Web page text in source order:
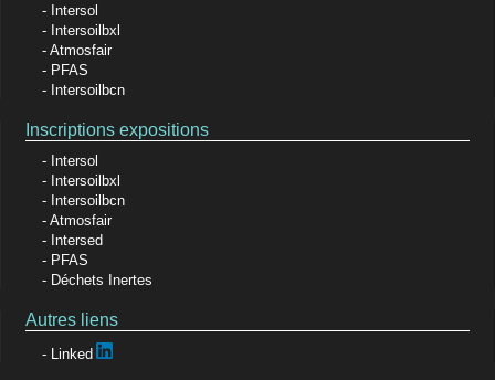
Intersol
Intersoilbxl
Atmosfair
PFAS
Intersoilbcn
Inscriptions expositions
Intersol
Intersoilbxl
Intersoilbcn
Atmosfair
Intersed
PFAS
Déchets Inertes
Autres liens
Linked